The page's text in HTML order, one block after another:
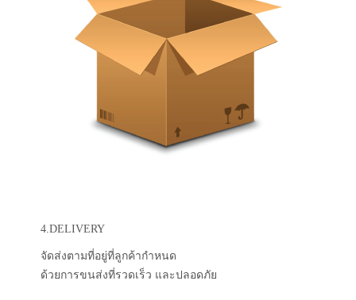
4.DELIVERY
จัดส่งตามที่อยู่ที่ลูกค้ากำหนด
ด้วยการขนส่งที่รวดเร็ว และปลอดภัย